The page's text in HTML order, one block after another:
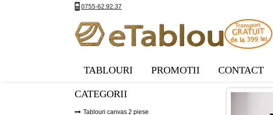
0755-62.92.37
TABLOURI PROMOTII CONTACT
CATEGORII
Tablouri canvas 2 piese